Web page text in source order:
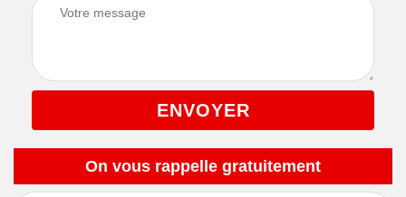
On vous rappelle gratuitement